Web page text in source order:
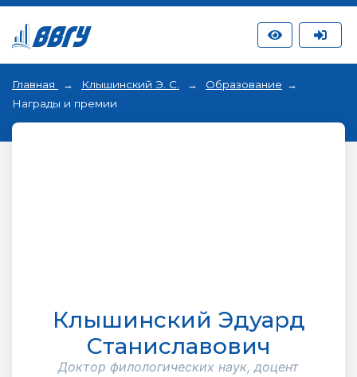
Главная Клышинский Э. С.
Образование
Награды и премии
Клышинский Эдуард
Станиславович
Доктор филологических наук, доцент